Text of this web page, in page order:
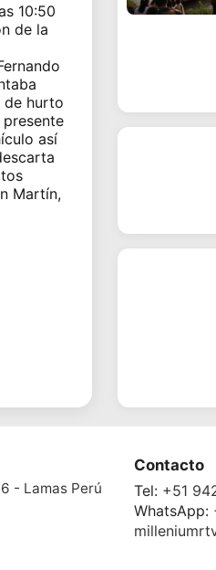
10:50
de la
de hurto
así
Martín,
- Lamas Perú
Contacto
Tel: +51
WhatsApp: